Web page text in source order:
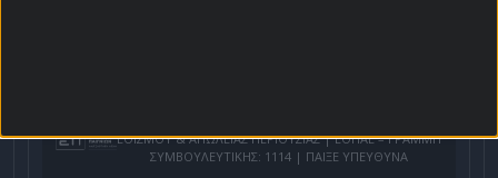
ΕΘΙΣΜΟΥ & ΑΠΩΛΕΙΑΣ ΠΕΡΙΟΥΣΙΑΣ | ΕΟΠΑΕ – ΓΡΑΜΜΗ
ΣΥΜΒΟΥΛΕΥΤΙΚΗΣ: 1114 | ΠΑΙΞΕ ΥΠΕΥΘΥΝΑ